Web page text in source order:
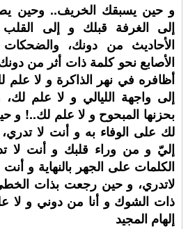
و حين يسبقك الخريف.. وحين
إلى الغرفة قبلك و إلى
الأحاديث من دونك،
الأصابع نحو كلمة ذات أثر من
أظافره في نهر الذاكرة و لا
إلى واجهة الليالي و لا علم لك،
بحزنها المبحوح و لا علم لك..! و
لك على الوفاء به و أنت لا
إليّ و من وراء قلبك و أنت لا
الكلمات على الجهر بالنهاية و
لاتدري، و حين رجعت بذات
ذات الشوك و أنا من دوني و لا
إلهام المجيد